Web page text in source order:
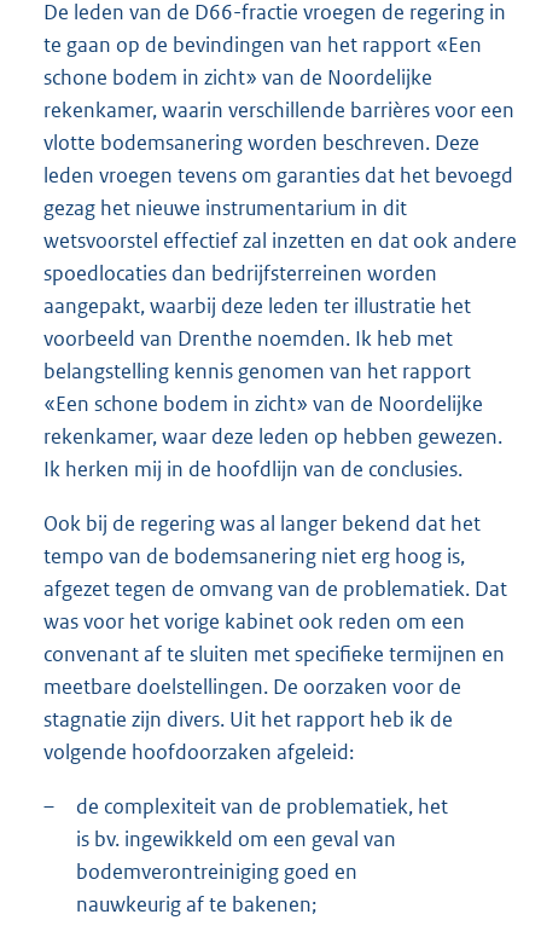
De leden van de D66-fractie vroegen de regering in
te gaan op de bevindingen van het rapport «Een
schone bodem in zicht» van de Noordelijke
rekenkamer, waarin verschillende barrières voor een
vlotte bodemsanering worden beschreven. Deze
leden vroegen tevens om garanties dat het bevoegd
gezag het nieuwe instrumentarium in dit
wetsvoorstel effectief zal inzetten en dat ook andere
spoedlocaties dan bedrijfsterreinen worden
aangepakt, waarbij deze leden ter illustratie het
voorbeeld van Drenthe noemden. Ik heb met
belangstelling kennis genomen van het rapport
«Een schone bodem in zicht» van de Noordelijke
rekenkamer, waar deze leden op hebben gewezen.
Ik herken mij in de hoofdlijn van de conclusies.
Ook bij de regering was al langer bekend dat het
tempo van de bodemsanering niet erg hoog is,
afgezet tegen de omvang van de problematiek. Dat
was voor het vorige kabinet ook reden om een
convenant af te sluiten met specifieke termijnen en
meetbare doelstellingen. De oorzaken voor de
stagnatie zijn divers. Uit het rapport heb ik de
volgende hoofdoorzaken afgeleid:
–
de complexiteit van de problematiek, het
is bv. ingewikkeld om een geval van
bodemverontreiniging goed en
nauwkeurig af te bakenen;